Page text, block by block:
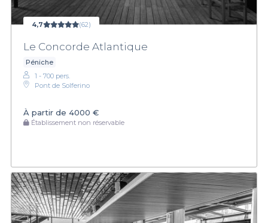
4,7 (62)
Le Concorde Atlantique
Péniche
1 - 700 pers.
Pont de Solferino
À partir de 4000 €
Établissement non réservable